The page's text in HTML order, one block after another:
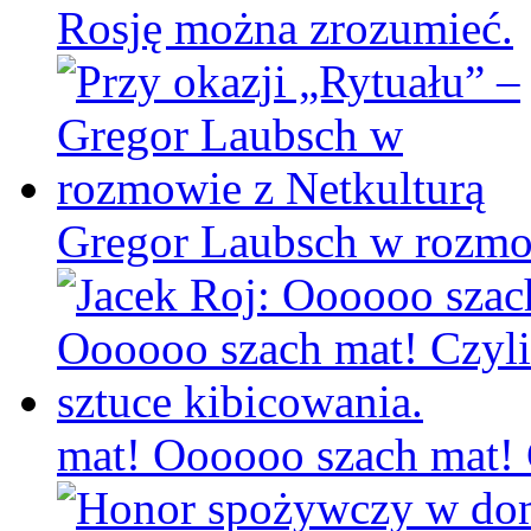
Rosję można zrozumieć.
Gregor Laubsch w
mat! Oooooo szach